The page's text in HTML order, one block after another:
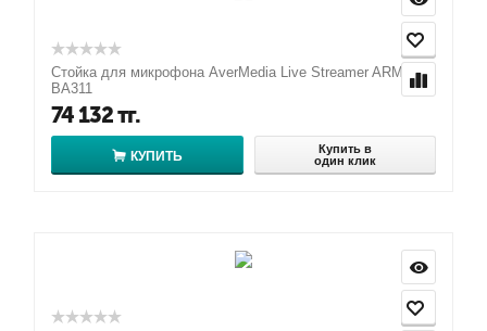
Стойка для микрофона AverMedia Live Streamer ARM
BA311
74 132тг.
КУПИТЬ
Купить в
один клик